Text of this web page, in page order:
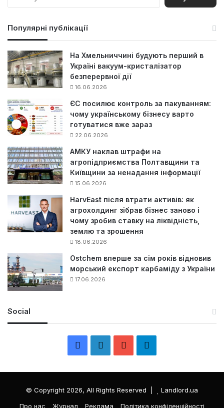
Популярні публікації
На Хмельниччині будують перший в
Україні вакуум-кристалізатор
безперервної дії
16.06.2026
ЄС посилює контроль за пакуванням:
чому українському бізнесу варто
готуватися вже зараз
22.06.2026
АМКУ наклав штрафи на
агропідприємства Полтавщини та
Київщини за ненадання інформації
15.06.2026
HarvEast після втрати активів: як
агрохолдинг зібрав бізнес заново і
чому зробив ставку на ліквідність,
землю та зрошення
18.06.2026
Ostchem вперше за сім років відновив
морський експорт карбаміду з України
17.06.2026
Social
c
e
n
k
T
л
е
© Copyright 2026, All Rights Reserved |
Landlord.ua
Про нас
Журнал Реклама Політика конфіденційності